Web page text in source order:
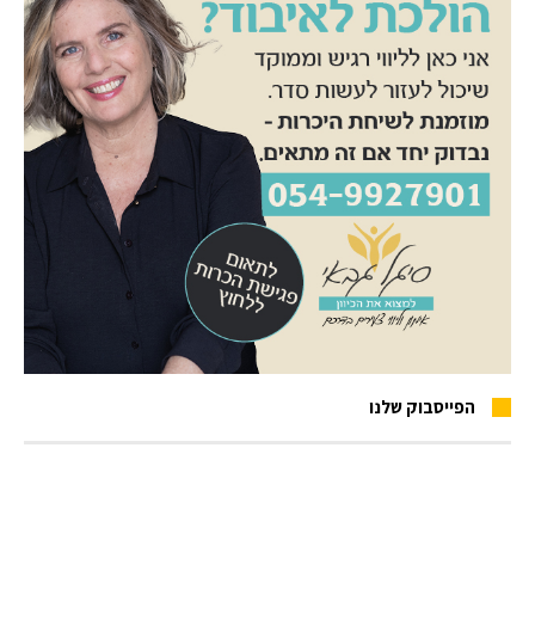
הפייסבוק שלנו